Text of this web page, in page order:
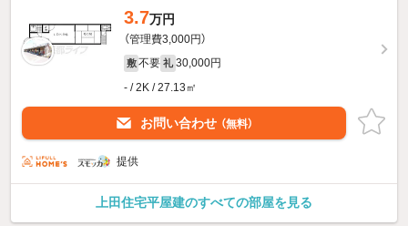
3.7万円
（管理費3,000円）
敷 不要 礼 30,000円
- / 2K / 27.13㎡
お問い合わせ （無料）
提供
上田住宅平屋建のすべての部屋を見る